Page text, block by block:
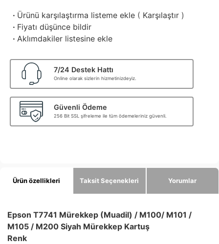
· Ürünü karşılaştırma listeme ekle ( Karşılaştır )
· Fiyatı düşünce bildir
· Aklımdakiler listesine ekle
7/24 Destek Hattı
Online olarak sizlerin hizmetinizdeyiz.
Güvenli Ödeme
256 Bit SSL şifreleme ile tüm ödemeleriniz güvenli.
Ürün özellikleri Taksit Seçenekleri Yorumlar
Epson T7741 Mürekkep (Muadil) / M100/ M101 /
M105 / M200 Siyah Mürekkep Kartuş
Renk